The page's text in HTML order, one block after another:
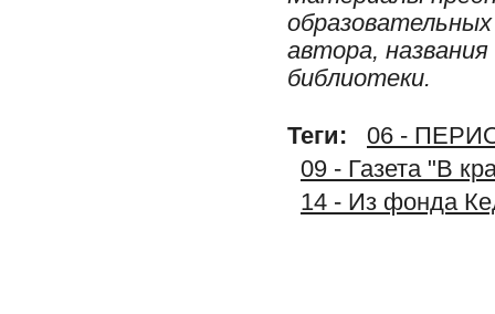
автора,
библиотеки.
Теги:
06 -
09 - Газета "В
14 - Из фонда